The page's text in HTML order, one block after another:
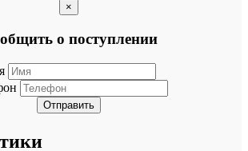
×
о поступлении
Отправить